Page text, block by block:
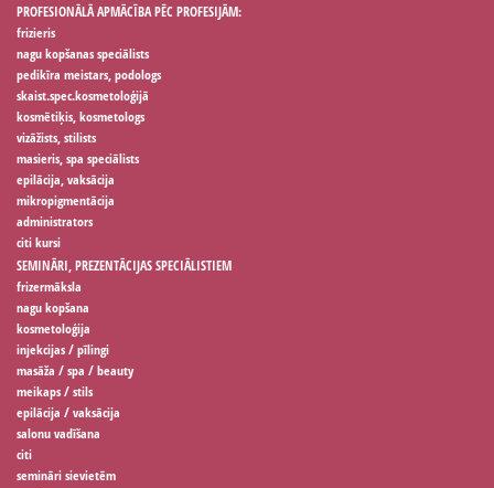
PROFESIONĀLĀ APMĀCĪBA PĒC PROFESIJĀM:
frizieris
nagu kopšanas speciālists
pedikīra meistars, podologs
skaist.spec.kosmetoloģijā
kosmētiķis, kosmetologs
vizāžists, stilists
masieris, spa speciālists
epilācija, vaksācija
mikropigmentācija
administrators
citi kursi
SEMINĀRI, PREZENTĀCIJAS SPECIĀLISTIEM
frizermāksla
nagu kopšana
kosmetoloģija
injekcijas / pīlingi
masāža / spa / beauty
meikaps / stils
epilācija / vaksācija
salonu vadīšana
citi
semināri sievietēm